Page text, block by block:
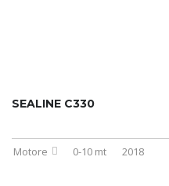
SEALINE C330
Motore 0-10 mt 2018